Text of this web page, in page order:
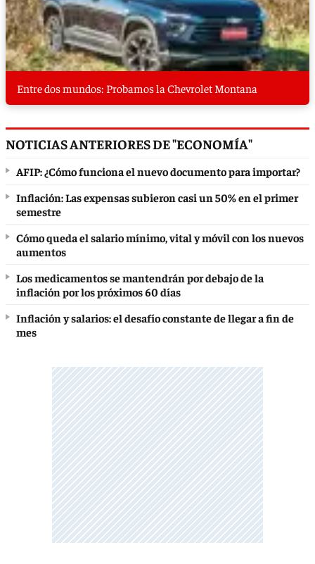
Entre dos mundos: Probamos la Chevrolet Montana
NOTICIAS ANTERIORES DE "ECONOMÍA"
AFIP: ¿Cómo funciona el nuevo documento para importar?
Inflación: Las expensas subieron casi un 50% en el primer
semestre
Cómo queda el salario mínimo, vital y móvil con los nuevos
aumentos
Los medicamentos se mantendrán por debajo de la
inflación por los próximos 60 días
Inflación y salarios: el desafío constante de llegar a fin de
mes